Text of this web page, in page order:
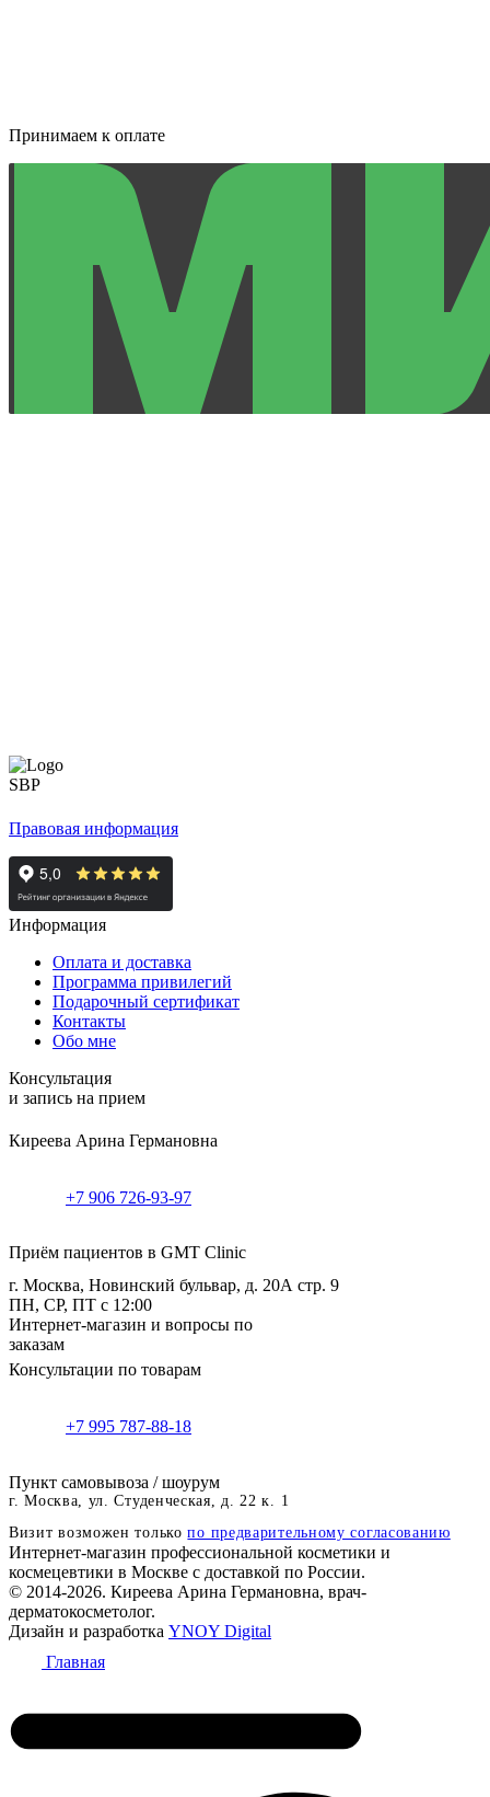
Принимаем к оплате
Правовая информация
Информация
Оплата и доставка
Программа привилегий
Подарочный сертификат
Контакты
Обо мне
Консультация
и запись на прием
Киреева Арина Германовна
+7 906 726-93-97
Приём пациентов в GMT Clinic
г. Москва, Новинский бульвар, д. 20А стр. 9
ПН, СР, ПТ с 12:00
Интернет-магазин и вопросы по
заказам
Консультации по товарам
+7 995 787-88-18
Пункт самовывоза / шоурум
г. Москва, ул. Студенческая, д. 22 к. 1
Визит возможен толькопо предварительному согласованию
Интернет-магазин профессиональной косметики и
космецевтики в Москве с доставкой по России.
© 2014-2026. Киреева Арина Германовна, врач-
дерматокосметолог.
Дизайн и разработка YNOY Digital
Главная